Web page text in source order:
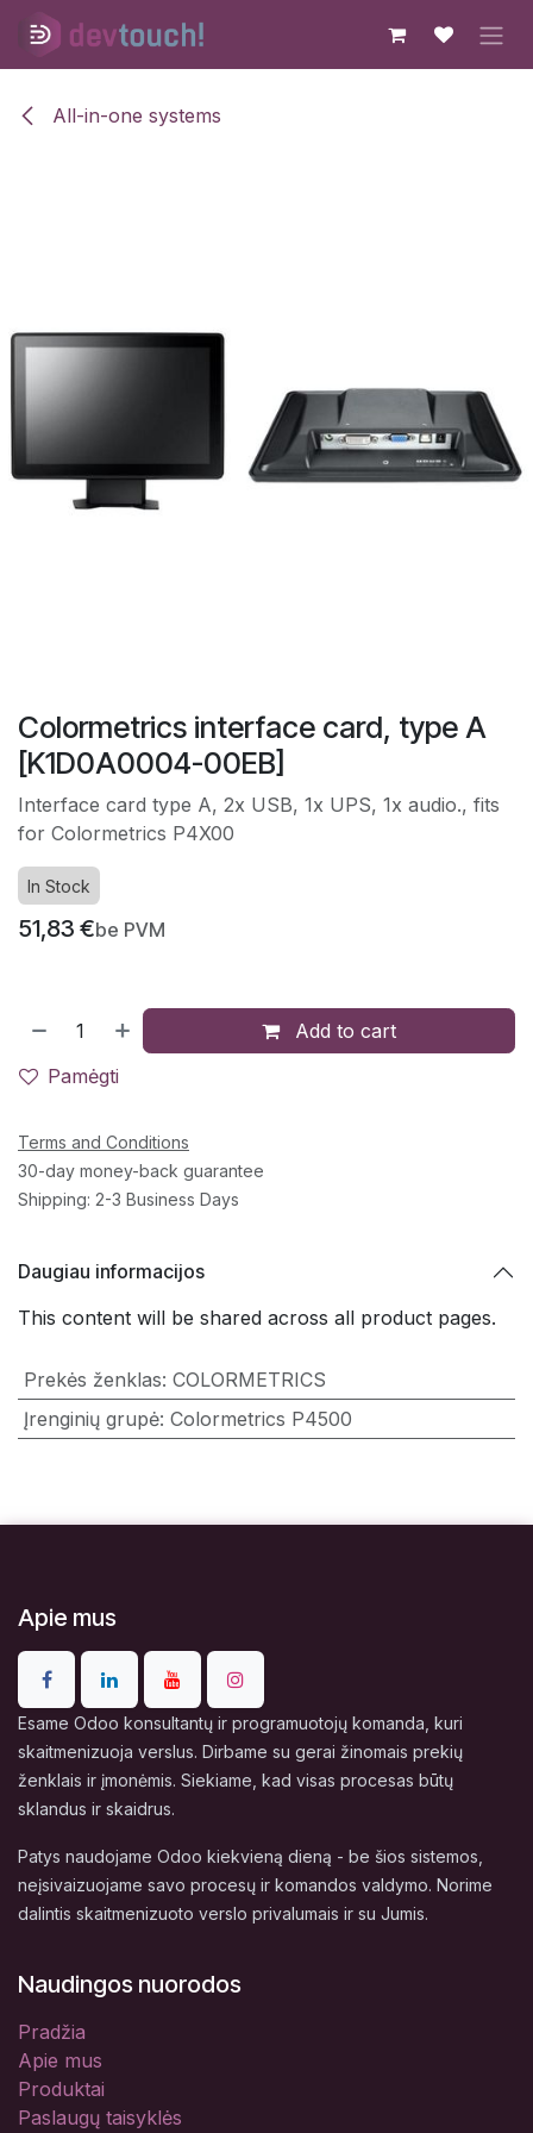
Skip to Content
All-in-one systems
Colormetrics interface card, type A
[K1D0A0004-00EB]
Interface card type A, 2x USB, 1x UPS, 1x audio., fits
for Colormetrics P4X00
In Stock
51,83 €be PVM
Add to cart
Pamėgti
Terms and Conditions
30-day money-back guarantee
Shipping: 2-3 Business Days
Daugiau informacijos
This content will be shared across all product pages.
Prekės ženklas: COLORMETRICS
Įrenginių grupė: Colormetrics P4500
Apie mus
Esame Odoo konsultantų ir programuotojų komanda, kuri
skaitmenizuoja verslus. Dirbame su gerai žinomais prekių
ženklais ir įmonėmis. Siekiame, kad visas procesas būtų
sklandus ir skaidrus.
Patys naudojame Odoo kiekvieną dieną - be šios sistemos,
neįsivaizuojame savo procesų ir komandos valdymo. Norime
dalintis skaitmenizuoto verslo privalumais ir su Jumis.
Naudingos nuorodos
Pradžia
Apie mus
Produktai
Paslaugų taisyklės